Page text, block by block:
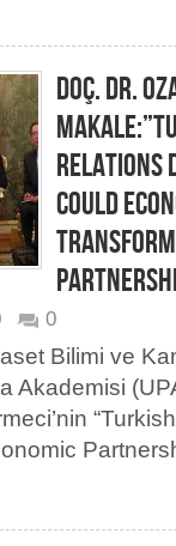
DOÇ. DR.
RELATIONS
COULD
0
Bilimi ve
Akademisi